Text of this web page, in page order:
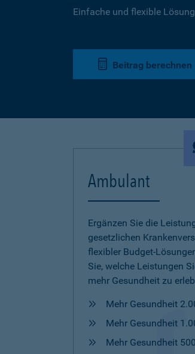
Einfache und flexible
Beitrag berechnen
Ambulant
Ergänzen Sie die
gesetzlichen
flexibler Budget-
Sie, welche Leistungen
mehr Gesundheit zu
Mehr Gesundheit
Mehr Gesundheit
Mehr Gesundheit